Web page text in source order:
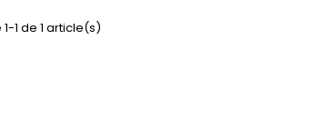
1 de 1 article(s)